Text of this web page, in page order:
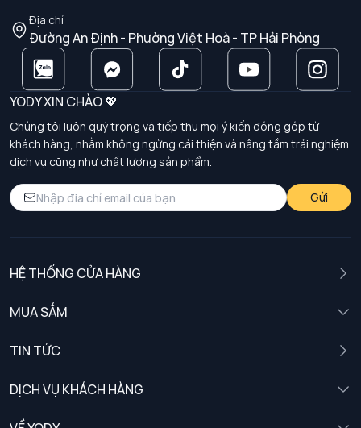
Địa chỉ
Đường An Định - Phường Việt Hoà - TP Hải Phòng
YODY XIN CHÀO 💖
Chúng tôi luôn quý trọng và tiếp thu mọi ý kiến đóng góp từ
khách hàng, nhằm không ngừng cải thiện và nâng tầm trải nghiệm
dịch vụ cũng như chất lượng sản phẩm.
Gửi
HỆ THỐNG CỬA HÀNG
MUA SẮM
TIN TỨC
DỊCH VỤ KHÁCH HÀNG
Chính sách khách hàng thân thiết